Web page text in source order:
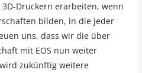
Druckern erarbeiten, wenn
bilden, in die jeder
uns, dass wir die über
mit EOS nun weiter
zukünftig weitere